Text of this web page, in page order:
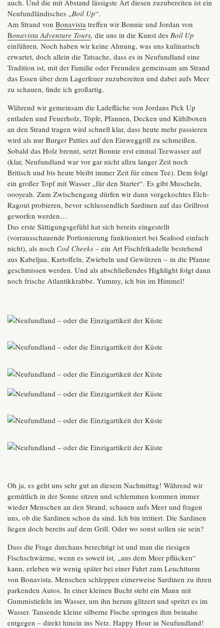
auch. Und die mit Abstand lässigste Art diesen zuzubereiten ist ein
Neufundländisches „Boil Up“.
Am Strand von Bonavista treffen wir Bonnie und Jordan von
Bonavista Adventure Tours, die uns in die Kunst des Boil Up
einführen. Noch haben wir keine Ahnung, was uns kulinarisch
erwartet, doch allein die Tatsache, dass es in Neufundland eine
Tradition ist, mit der Familie oder Freunden gemeinsam am Strand
das Essen über dem Lagerfeuer zuzubereiten und dabei aufs Meer
zu schauen, finde ich großartig.
Während wir gemeinsam die Ladefläche von Jordans Pick Up
entladen und Feuerholz, Töpfe, Pfannen, Decken und Kühlboxen
an den Strand tragen wird schnell klar, dass heute mehr passieren
wird als nur Burger Patties auf den Einweggrill zu schmeißen.
Sobald das Holz brennt, setzt Bonnie erst einmal Teewasser auf
(klar, Neufundland war vor gar nicht allzu langer Zeit noch
Britisch und bis heute bleibt immer Zeit für einen Tee). Dem folgt
ein großer Topf mit Wasser „für den Starter“. Es gibt Muscheln,
oooyeah. Zum Zwischengang dürfen wir dann vorgekochtes Elch-
Ragout probieren, bevor schlussendlich Sardinen auf das Grillrost
geworfen werden…
Das erste Sättigungsgefühl hat sich bereits eingestellt
(vorrausschauende Portionierung funktioniert bei Seafood einfach
nicht), als noch Cod Cheeks – ein Art Fischfrikadelle bestehend
aus Kabeljau, Kartoffeln, Zwiebeln und Gewürzen – in die Pfanne
geschmissen werden. Und als abschließendes Highlight folgt dann
noch frische Atlantikkrabbe. Yummy, ich bin im Himmel!
Oh ja, es geht uns sehr gut an diesem Nachmittag! Während wir
gemütlich in der Sonne sitzen und schlemmen kommen immer
wieder Menschen an den Strand, schauen aufs Meer und fragen
uns, ob die Sardinen schon da sind. Ich bin irritiert. Die Sardinen
liegen doch bereits auf dem Grill. Oder wo sonst sollen sie sein?
Dass die Frage durchaus berechtigt ist und man die riesigen
Fischschwärme, wenn es soweit ist, „aus dem Meer pflücken“
kann, erleben wir wenig später bei einer Fahrt zum Leuchtturm
von Bonavista. Menschen schleppen eimerweise Sardinen zu ihren
parkenden Autos. In einer kleinen Bucht steht ein Mann mit
Gummistiefeln im Wasser, um ihn herum glitzert und spritzt es im
Wasser. Tausende kleine silberne Fische springen ihm beinahe
entgegen – direkt hinein ins Netz. Happy Hour in Neufundland!